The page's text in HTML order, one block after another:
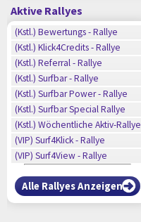
Aktive Rallyes
(Kstl.) Bewertungs - Rallye
(Kstl.) Klick4Credits - Rallye
(Kstl.) Referral - Rallye
(Kstl.) Surfbar - Rallye
(Kstl.) Surfbar Power - Rallye
(Kstl.) Surfbar Special Rallye
(Kstl.) Wöchentliche Aktiv-Rallye
(VIP) Surf4Klick - Rallye
(VIP) Surf4View - Rallye
Alle Rallyes Anzeigen